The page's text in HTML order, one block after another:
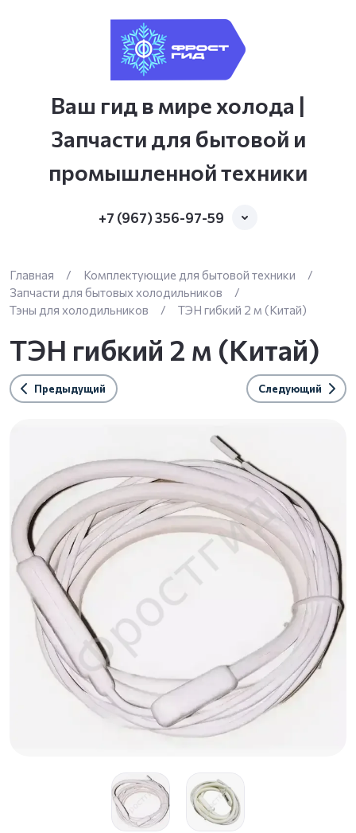
Ваш гид в мире холода |
Запчасти для бытовой и
промышленной техники
+7 (967) 356-97-59
Главная / Комплектующие для бытовой техники
/
Запчасти для бытовых холодильников
/
Тэны для холодильников
/ ТЭН гибкий 2 м (Китай)
ТЭН гибкий 2 м (Китай)
Предыдущий Следующий